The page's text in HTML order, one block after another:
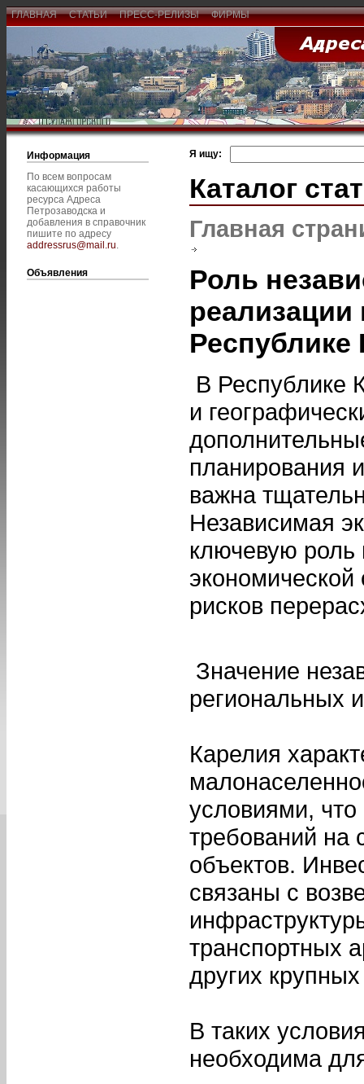
ГЛАВНАЯ СТАТЬИ ПРЕСС-РЕЛИЗЫ ФИРМЫ
Информация
По всем вопросам
касающихся работы
ресурса Адреса
Петрозаводска и
добавления в справочник
пишите по адресу
addressrus@mail.ru.
Объявления
Я ищу:
Каталог
Главная
Роль
Республике
В Республике
и
планирования
важна
Независимая
ключевую роль
рисков
Значение
региональных
Карелия
условиями,
требований на
объектов.
связаны с
транспортных
других
В таких
необходима